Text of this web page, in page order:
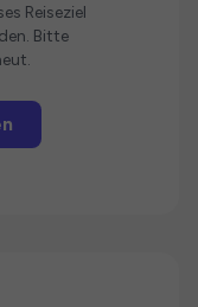
Reiseziel
Bitte